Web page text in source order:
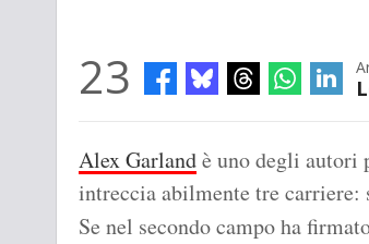
23
Alex Garlandè uno degli autori
intreccia abilmente tre carriere:
Se nel secondo campo ha